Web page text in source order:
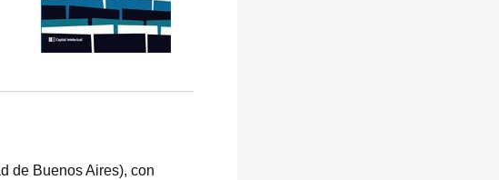
de Buenos Aires), con